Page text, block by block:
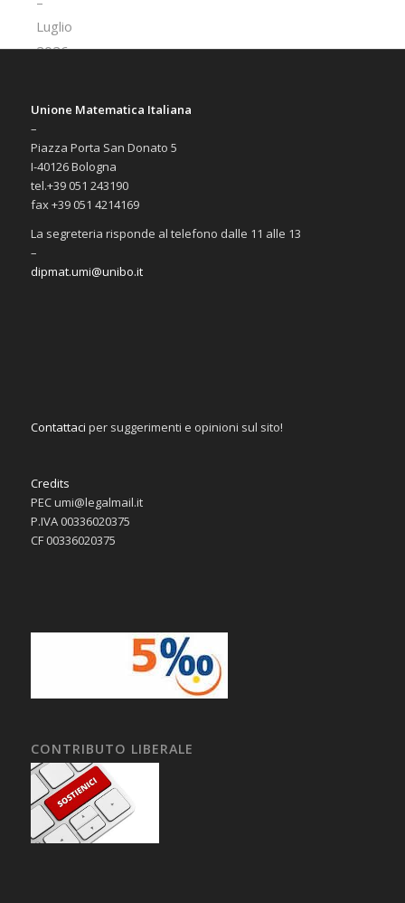
Unione Matematica Italiana
–
Piazza Porta San Donato 5
I-40126 Bologna
tel.+39 051 243190
fax +39 051 4214169
La segreteria risponde al telefono dalle 11 alle 13
–
dipmat.umi@unibo.it
Contattaci per suggerimenti e opinioni sul sito!
Credits
PEC umi@legalmail.it
P.IVA 00336020375
CF 00336020375
CONTRIBUTO LIBERALE